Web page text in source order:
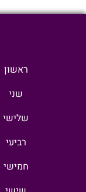
ראשון
שני
שלישי
רביעי
חמישי